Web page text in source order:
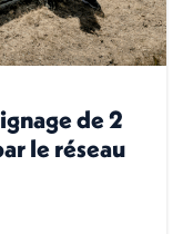
de 2
le réseau